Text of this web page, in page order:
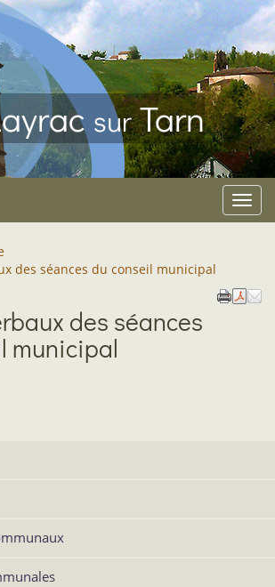
surTarn
Menu
des séances du conseil municipal
des séances
municipal